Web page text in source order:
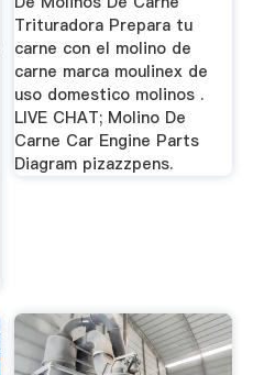
Trituradora Prepara tu
carne con el molino de
carne marca moulinex de
uso domestico molinos .
LIVE CHAT; Molino De
Carne Car Engine Parts
Diagram pizazzpens.